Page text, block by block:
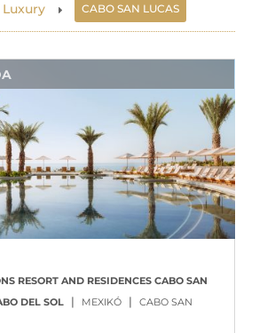
Luxury E CABO SAN LUCAS
RESORT AND RESIDENCES CABO SAN
DEL SOL
| MEXIKÓ |
CABO SAN